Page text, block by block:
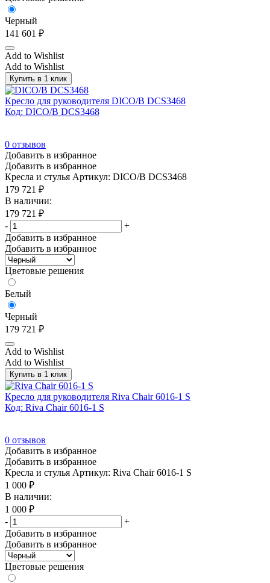
Черный
141 601 ₽
Add to Wishlist
Add to Wishlist
Купить в 1 клик
Кресло для руководителя DICO/B DCS3468
Код: DICO/B DCS3468
0 отзывов
Добавить в избранное
Добавить в избранное
Кресла и стулья Артикул: DICO/B DCS3468
179 721 ₽
В наличии:
179 721 ₽
-
+
Добавить в избранное
Добавить в избранное
Цветовые решения
Белый
Черный
179 721 ₽
Add to Wishlist
Add to Wishlist
Купить в 1 клик
Кресло для руководителя Riva Chair 6016-1 S
Код: Riva Chair 6016-1 S
0 отзывов
Добавить в избранное
Добавить в избранное
Кресла и стулья Артикул: Riva Chair 6016-1 S
1 000 ₽
В наличии:
1 000 ₽
-
+
Добавить в избранное
Добавить в избранное
Цветовые решения